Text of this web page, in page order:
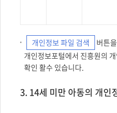
개인정보 파일 검색
버튼
개인정보포털에서 진흥원의
확인 활수 있습니다.
3. 14세 미만 아동의 개인